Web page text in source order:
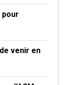
pour
venir en